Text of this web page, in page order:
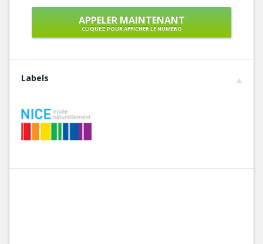
APPELER MAINTENANT
CLIQUEZ POUR AFFICHER LE NUMÉRO
Labels